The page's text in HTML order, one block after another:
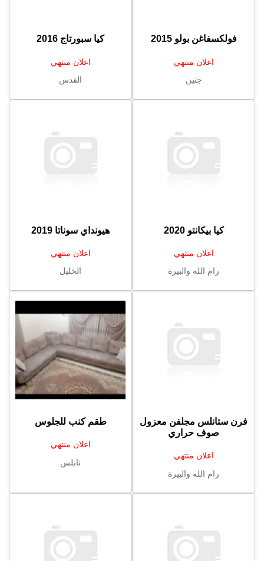
فولكسفاغن بولو 2015
اعلان منتهي
جنين
كيا سبورتاج 2016
اعلان منتهي
القدس
كيا بيكانتو 2020
اعلان منتهي
رام الله والبيرة
هيونداي سوناتا 2019
اعلان منتهي
الخليل
فرن ستانلس مجلفن معزول
صوف حراري
اعلان منتهي
رام الله والبيرة
طقم كنب للجلوس
اعلان منتهي
نابلس